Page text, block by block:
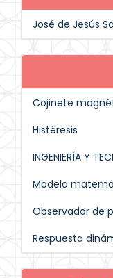
José de Jesús
Cojinete
Histéresis
INGENIERÍA Y
Modelo
Observador de
Respuesta